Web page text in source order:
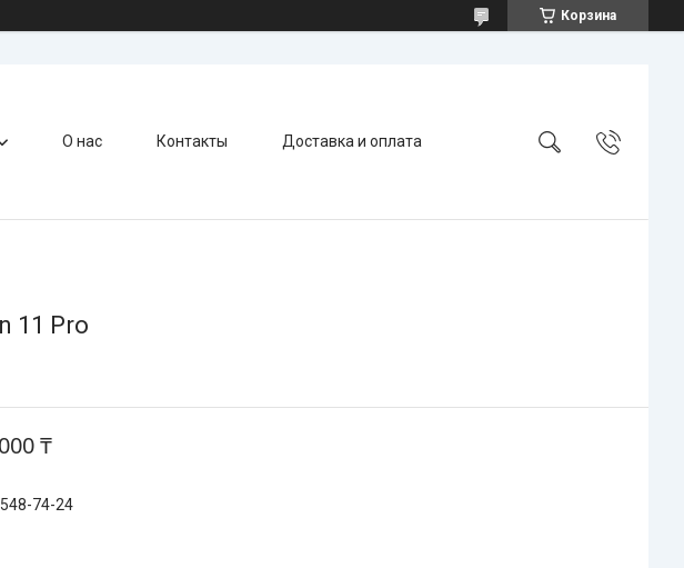
Корзина
О нас Контакты Доставка и оплата
11 Pro
₸
74-24